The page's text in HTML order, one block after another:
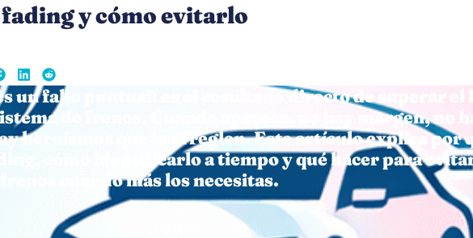
y cómo evitarlo
un fallo puntual: es el resultado directo de superar
de frenos. Cuando aparece, no hay margen, no
heroísmos que lo arreglen. Este artículo explica por
cómo identificarlo a tiempo y qué hacer para
cuando más los necesitas.